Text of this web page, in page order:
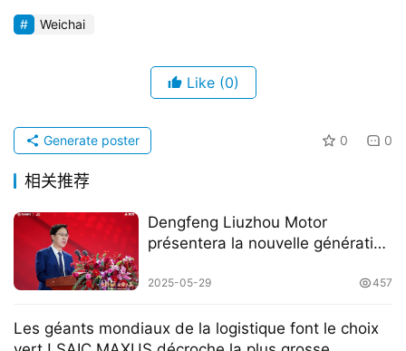
Weichai
Like (0)
0 0
Generate poster
相关推荐
​​Dengfeng Liuzhou Motor
présentera la nouvelle génération
chenglong​​
2025-05-29 457
​​Les géants mondiaux de la logistique font le choix